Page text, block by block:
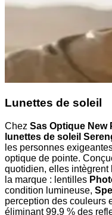
Lunettes de soleil
Chez Sas Optique New
lunettes de soleil
les personnes
optique de pointe.
quotidien, elles intègrent
la marque : lentilles
condition lumineuse,
perception des couleurs
éliminant 99,9 % des